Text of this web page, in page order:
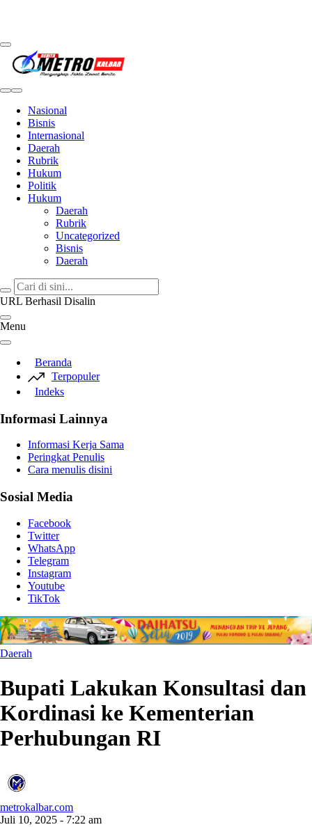
Nasional
Bisnis
Internasional
Daerah
Rubrik
Hukum
Politik
Hukum
Daerah
Rubrik
Uncategorized
Bisnis
Daerah
URL Berhasil Disalin
Menu
Beranda
Terpopuler
Indeks
Informasi Lainnya
Informasi Kerja Sama
Peringkat Penulis
Cara menulis disini
Sosial Media
Facebook
Twitter
WhatsApp
Telegram
Instagram
Youtube
TikTok
Daerah
Bupati Lakukan Konsultasi dan
Kordinasi ke Kementerian
Perhubungan RI
metrokalbar.com
Juli 10, 2025 - 7:22 am